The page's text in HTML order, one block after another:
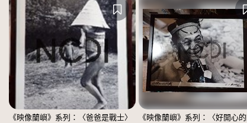
《映像蘭嶼》系列：〈爸爸是戰士〉